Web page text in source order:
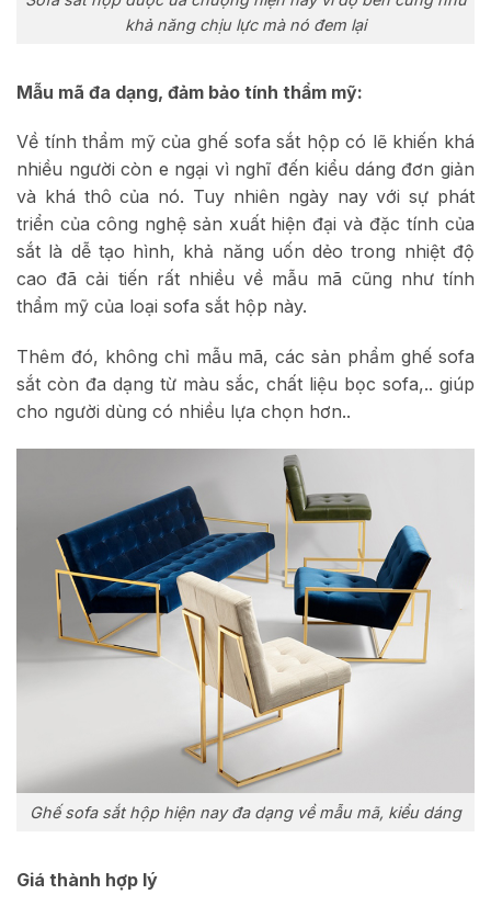
khả năng chịu lực mà nó đem lại
Mẫu mã đa dạng, đảm bảo tính thẩm mỹ:
Về tính thẩm mỹ của ghế sofa sắt hộp có lẽ khiến khá
nhiều người còn e ngại vì nghĩ đến kiểu dáng đơn giản
và khá thô của nó. Tuy nhiên ngày nay với sự phát
triển của công nghệ sản xuất hiện đại và đặc tính của
sắt là dễ tạo hình, khả năng uốn dẻo trong nhiệt độ
cao đã cải tiến rất nhiều về mẫu mã cũng như tính
thẩm mỹ của loại sofa sắt hộp này.
Thêm đó, không chỉ mẫu mã, các sản phẩm ghế sofa
sắt còn đa dạng từ màu sắc, chất liệu bọc sofa,.. giúp
cho người dùng có nhiều lựa chọn hơn..
Ghế sofa sắt hộp hiện nay đa dạng về mẫu mã, kiểu dáng
Giá thành hợp lý